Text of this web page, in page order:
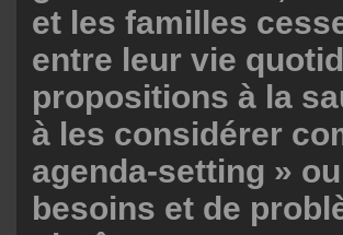
et les familles
entre leur vie
propositions à la
à les considérer
agenda-setting »
besoins et de